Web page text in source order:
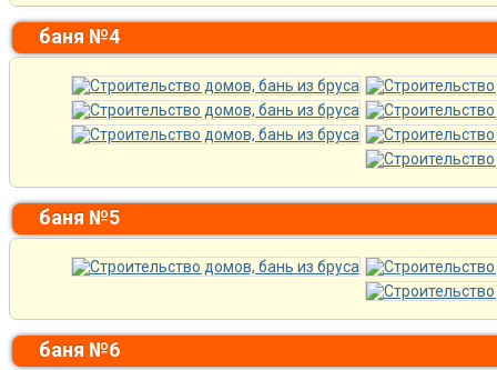
баня №4
баня №5
баня №6